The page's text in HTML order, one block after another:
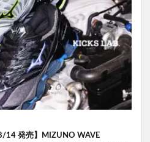
14 発売】MIZUNO WAVE